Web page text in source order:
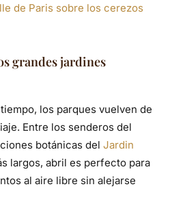
de Paris sobre los cerezos
grandes jardines
los parques vuelven de
Entre los senderos del
botánicas del Jardin
largos, abril es perfecto para
al aire libre sin alejarse